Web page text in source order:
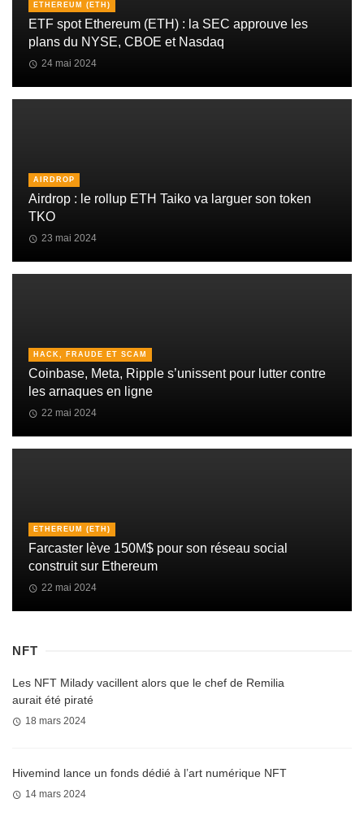
ETHEREUM (ETH)
ETF spot Ethereum (ETH) : la SEC approuve les
plans du NYSE, CBOE et Nasdaq
24 mai 2024
AIRDROP
Airdrop : le rollup ETH Taiko va larguer son token
TKO
23 mai 2024
HACK, FRAUDE ET SCAM
Coinbase, Meta, Ripple s’unissent pour lutter contre
les arnaques en ligne
22 mai 2024
ETHEREUM (ETH)
Farcaster lève 150M$ pour son réseau social
construit sur Ethereum
22 mai 2024
NFT
Les NFT Milady vacillent alors que le chef de Remilia
aurait été piraté
18 mars 2024
Hivemind lance un fonds dédié à l’art numérique NFT
14 mars 2024